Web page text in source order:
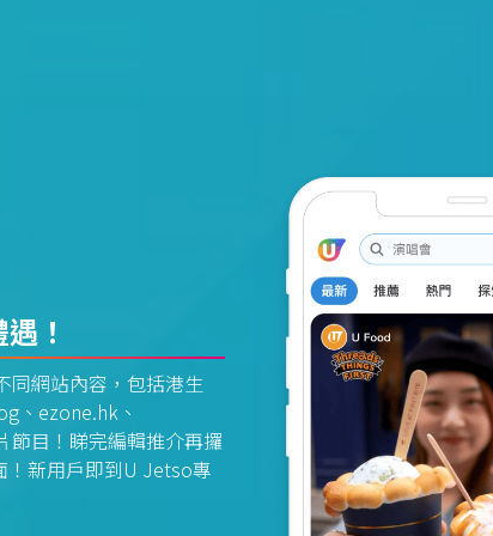
！
同網站內容，包括港生
、ezone.hk、
節目！睇完編輯推介再攞
！新用戶即到U Jetso專